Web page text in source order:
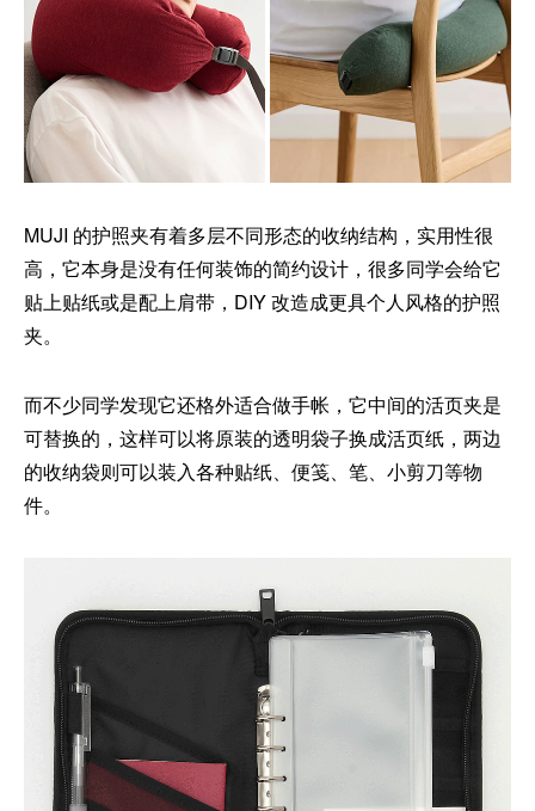
MUJI 的护照夹有着多层不同形态的收纳结构，实用性很
高，它本身是没有任何装饰的简约设计，很多同学会给它
贴上贴纸或是配上肩带，DIY 改造成更具个人风格的护照
夹。
而不少同学发现它还格外适合做手帐，它中间的活页夹是
可替换的，这样可以将原装的透明袋子换成活页纸，两边
的收纳袋则可以装入各种贴纸、便笺、笔、小剪刀等物
件。